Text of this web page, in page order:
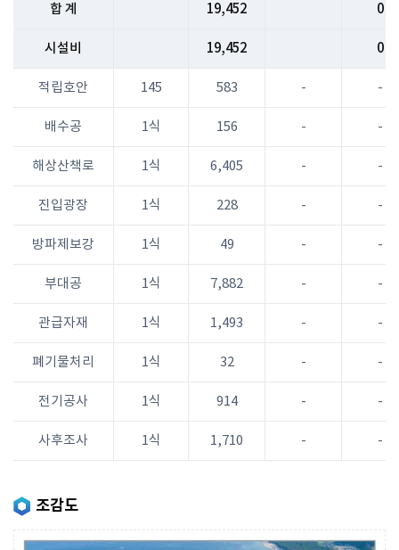
합 계 19,452 0
시설비 19,452 0
적립호안 145 583 - -
배수공 1식 156 - -
해상산책로 1식 6,405 - -
진입광장 1식 228 - -
방파제보강 1식 49 - -
부대공 1식 7,882 - -
관급자재 1식 1,493 - -
폐기물처리 1식 32 - -
전기공사 1식 914 - -
사후조사 1식 1,710 - -
조감도